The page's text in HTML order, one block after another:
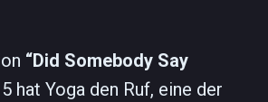
“Did Somebody Say
5 hat Yoga den Ruf, eine der